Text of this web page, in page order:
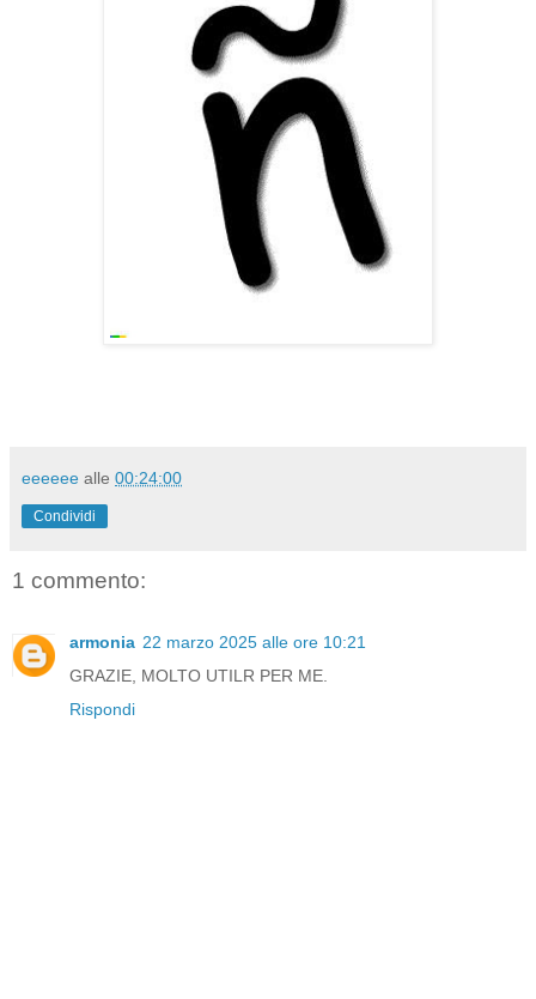
eeeeee alle 00:24:00
Condividi
1 commento:
armonia 22 marzo 2025 alle ore 10:21
GRAZIE, MOLTO UTILR PER ME.
Rispondi